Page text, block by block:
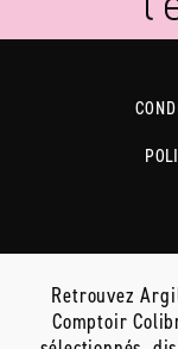
Retrouvez
Comptoir